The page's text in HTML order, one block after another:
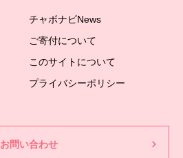
チャボナビNews
ご寄付について
このサイトについて
プライバシーポリシー
お問い合わせ